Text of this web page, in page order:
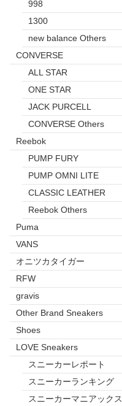
998
1300
new balance Others
CONVERSE
ALL STAR
ONE STAR
JACK PURCELL
CONVERSE Others
Reebok
PUMP FURY
PUMP OMNI LITE
CLASSIC LEATHER
Reebok Others
Puma
VANS
オニツカタイガー
RFW
gravis
Other Brand Sneakers
Shoes
LOVE Sneakers
スニーカーレポート
スニーカーランキング
スニーカーマニアックス